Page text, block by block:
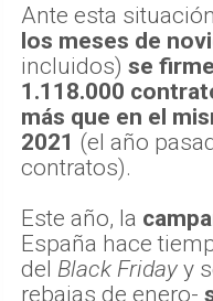
Ante esta
los meses de
incluidos) se
1.118.000
más que en el
2021 (el año
contratos).
Este año, la
España hace
del Black Friday y
rebajas de enero-